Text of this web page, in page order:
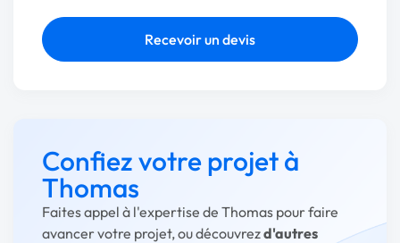
Recevoir un devis
Confiez votre projet à
Thomas
Faites appel à l'expertise de Thomas pour faire
avancer votre projet, ou découvrezd'autres